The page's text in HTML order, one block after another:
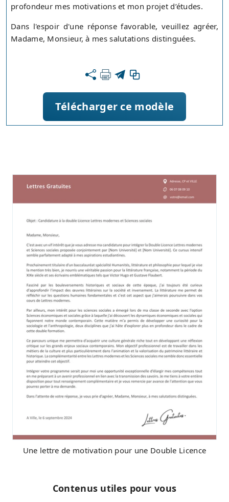
profondeur mes motivations et mon projet d’études.
Dans l'espoir d'une réponse favorable, veuillez agréer,
Madame, Monsieur, à mes salutations distinguées.
Télécharger ce modèle
Une lettre de motivation pour une Double Licence
Contenus utiles pour vous